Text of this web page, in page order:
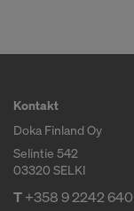
Kontakt
Doka Finland Oy
Selintie 542
03320 SELKI
T+358 9 2242 640